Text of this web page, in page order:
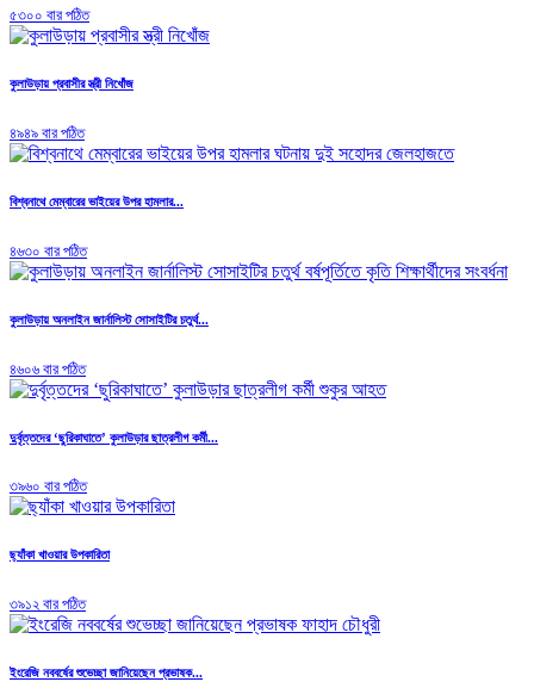
৫৩০০ বার পঠিত
কুলাউড়ায় প্রবাসীর স্ত্রী নিখোঁজ
৪৯৪৯ বার পঠিত
বিশ্বনাথে মেম্বারের ভাইয়ের উপর হামলার...
৪৬৩০ বার পঠিত
কুলাউড়ায় অনলাইন জার্নালিস্ট সোসাইটির চতুর্থ...
৪৬০৬ বার পঠিত
দুর্বৃত্তদের ‘ছুরিকাঘাতে’ কুলাউড়ার ছাত্রলীগ কর্মী...
৩৯৬০ বার পঠিত
ছ্যাঁকা খাওয়ার উপকারিতা
৩৯১২ বার পঠিত
ইংরেজি নববর্ষের শুভেচ্ছা জানিয়েছেন প্রভাষক...